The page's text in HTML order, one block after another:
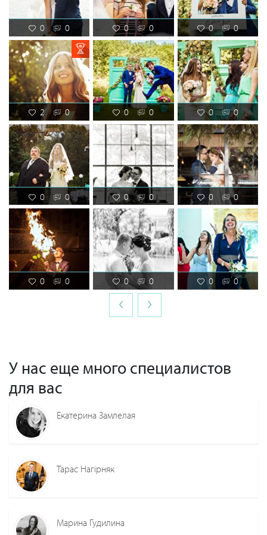
0 0 0 0 0 0
2 0 0 0 0 0
0 0 0 0 0 0
0 0 0 0 0 0
‹ ›
У нас еще много специалистов
для вас
Екатерина Замлелая
Тарас Нагірняк
Марина Гудилина